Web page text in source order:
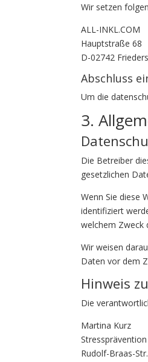
Wir setzen
ALL-INKL.COM
Hauptstraße 68
D-02742
Abschluss
Um die
3.
Die Betreiber
gesetzlichen
Wenn Sie diese
identifiziert
welchem Zweck
Wir weisen
Daten vor dem
Hinweis
Die
Martina Kurz
Rudolf-Braas-